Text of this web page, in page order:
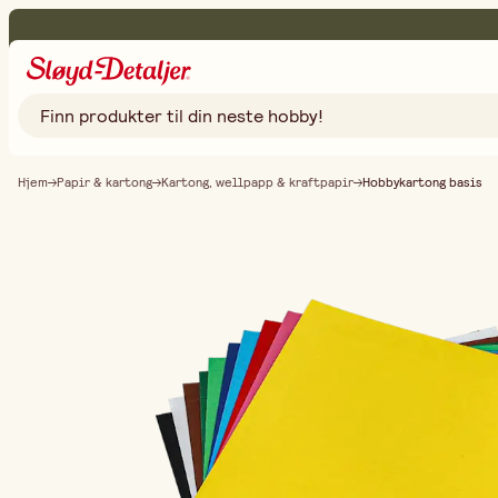
Hjem Papir & kartong Kartong, wellpapp & kraftpapir Hobbykartong basis